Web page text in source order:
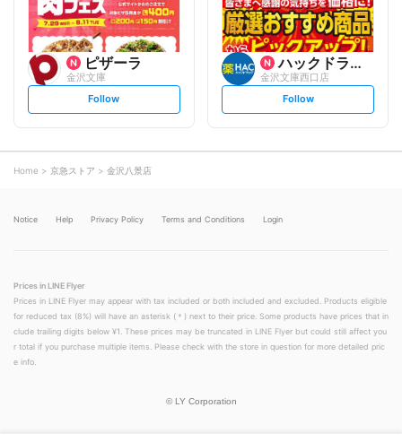
ピザーラ
金沢文庫
s
t
o
w
Follow
ハックドラッグ
金沢文庫西口店
s
t
Follow
Home 京急ストア 金沢八景店
Notice Help Privacy Policy Terms and Conditions Login
Prices in LINE Flyer
Prices in LINE Flyer may appear with tax included or both included and excluded. Products eligible
for reduced tax (8%) will have an asterisk (＊) next to their price. Some products have prices that in
clude trailing digits below ¥1. These prices may be truncated in LINE Flyer but could still affect you
r total if you purchase multiple items. Please check with the store in question for more detailed pric
e info.
© LY Corporation